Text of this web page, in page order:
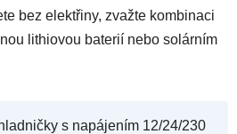
bez elektřiny, zvažte kombinaci
lithiovou baterií nebo solárním
s napájením 12/24/230